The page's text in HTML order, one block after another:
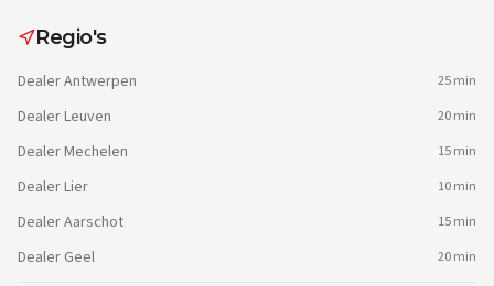
Regio's
DealerAntwerpen 25 min
DealerLeuven 20 min
DealerMechelen 15 min
DealerLier 10 min
DealerAarschot 15 min
Dealer Geel 20 min